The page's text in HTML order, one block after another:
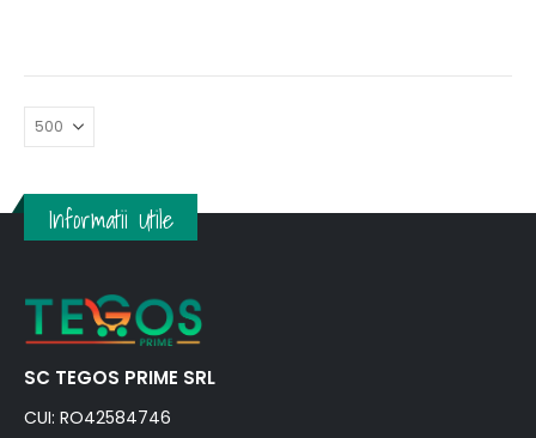
Informatii Utile
SC TEGOS PRIME SRL
CUI: RO42584746